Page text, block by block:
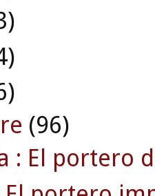
(96)
: El portero